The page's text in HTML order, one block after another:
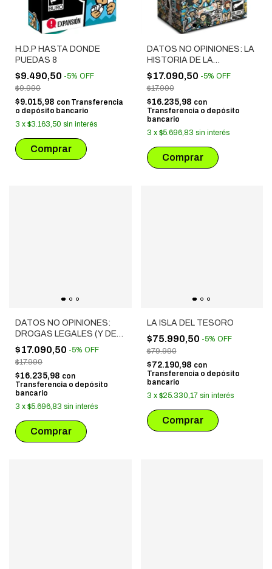
H.D.P HASTA DONDE
PUEDAS 8
$9.490,50 -5% OFF
$9.990
$9.015,98 con Transferencia
o depósito bancario
3 x $3.163,50 sin interés
DATOS NO OPINIONES: LA
HISTORIA DE LA
SELECCION
$17.090,50 -5% OFF
$17.990
$16.235,98 con
Transferencia o depósito
bancario
3 x $5.696,83 sin interés
DATOS NO OPINIONES:
DROGAS LEGALES (Y DE
LAS OTRAS)
$17.090,50 -5% OFF
$17.990
$16.235,98 con
Transferencia o depósito
bancario
3 x $5.696,83 sin interés
LA ISLA DEL TESORO
$75.990,50 -5% OFF
$79.990
$72.190,98 con
Transferencia o depósito
bancario
3 x $25.330,17 sin interés